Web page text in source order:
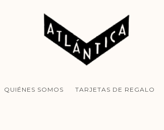
QUIÉNES SOMOS TARJETAS DE REGALO